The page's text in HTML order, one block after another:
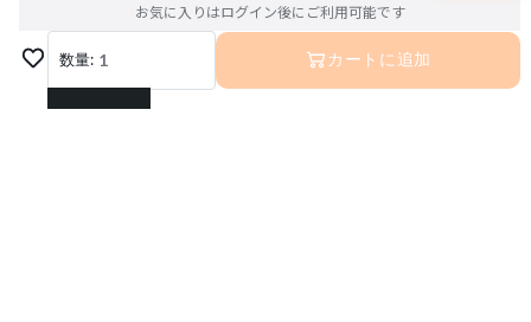
お気に入りはログイン後にご利用可能です
数量: 1
1
カートに追加